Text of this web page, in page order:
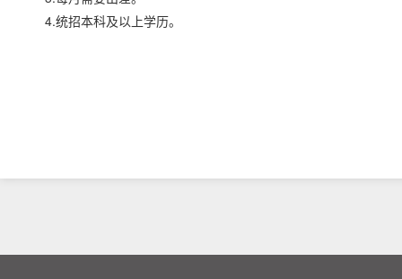
4.统招本科及以上学历。